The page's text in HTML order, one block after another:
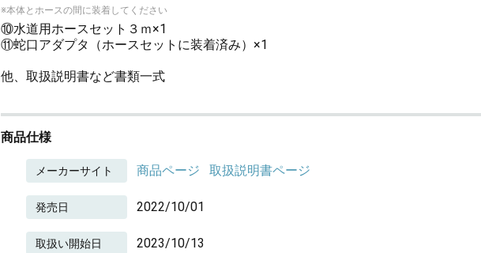
※本体とホースの間に装着してください
⑩水道用ホースセット３ｍ×1
⑪蛇口アダプタ（ホースセットに装着済み）×1
他、取扱説明書など書類一式
商品仕様
メーカーサイト 商品ページ 取扱説明書ページ
発売日 2022/10/01
取扱い開始日 2023/10/13